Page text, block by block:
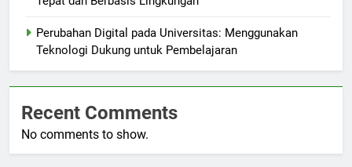
Perubahan Digital pada Universitas: Menggunakan
Teknologi Dukung untuk Pembelajaran
Recent Comments
No comments to show.